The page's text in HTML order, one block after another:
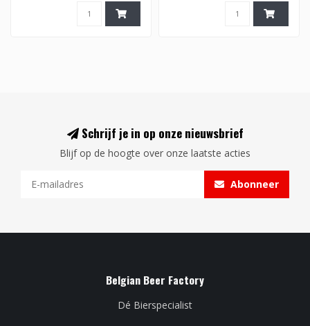
Schrijf je in op onze nieuwsbrief
Blijf op de hoogte over onze laatste acties
Abonneer
Belgian Beer Factory
Dé Bierspecialist